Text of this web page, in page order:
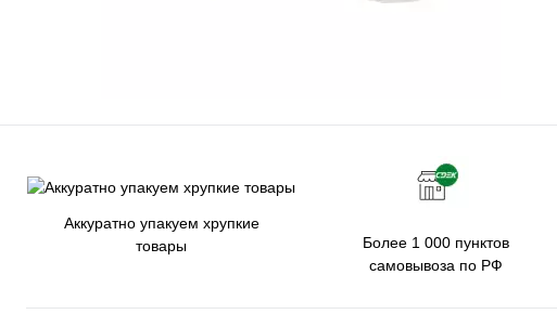
Аккуратно упакуем хрупкие
товары
Более 1 000 пунктов
самовывоза по РФ